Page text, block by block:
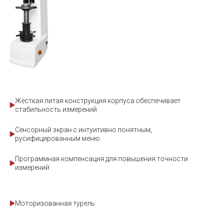
Моторизованная турель
Жесткая литая конструкция корпуса обеспечивает
стабильность измерений
Сенсорный экран с интуитивно понятным,
русифицированным меню
Программная компенсация для повышения точности
измерений